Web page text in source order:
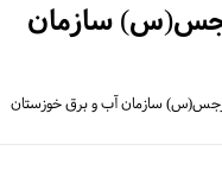
سازمان
سازمان آب و برق خوزستان